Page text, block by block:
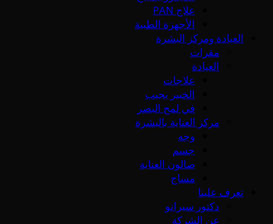
علاج PAN
الأجهزة الطبية
العيادة ومركز البشرة
مقرات
العيادة
علاجات
الخبير يجيب
في لمح البصر
مركز العناية بالبشرة
وجه
جسم
صالون العناية
مساج
تعرف علينا
دكتور سيرانو
عن الشركة